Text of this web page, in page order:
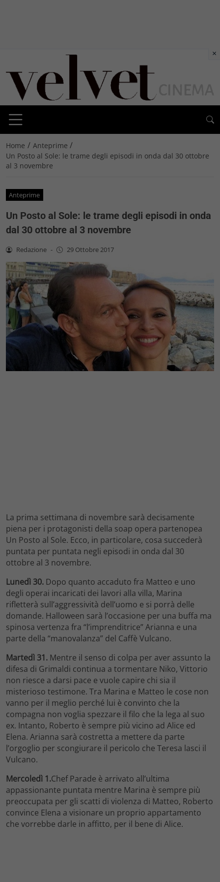
Home / Anteprime /
Un Posto al Sole: le trame degli episodi in onda dal 30 ottobre
al 3 novembre
Anteprime
Un Posto al Sole: le trame degli episodi in onda
dal 30 ottobre al 3 novembre
Redazione - 29 Ottobre 2017
La prima settimana di novembre sarà decisamente
piena per i protagonisti della soap opera partenopea
Un Posto al Sole. Ecco, in particolare, cosa succederà
puntata per puntata negli episodi in onda dal 30
ottobre al 3 novembre.
Lunedì 30. Dopo quanto accaduto fra Matteo e uno
degli operai incaricati dei lavori alla villa, Marina
rifletterà sull’aggressività dell’uomo e si porrà delle
domande. Halloween sarà l’occasione per una buffa ma
spinosa vertenza fra “l’imprenditrice” Arianna e una
parte della “manovalanza” del Caffè Vulcano.
Martedì 31. Mentre il senso di colpa per aver assunto la
difesa di Grimaldi continua a tormentare Niko, Vittorio
non riesce a darsi pace e vuole capire chi sia il
misterioso testimone. Tra Marina e Matteo le cose non
vanno per il meglio perché lui è convinto che la
compagna non voglia spezzare il filo che la lega al suo
ex. Intanto, Roberto è sempre più vicino ad Alice ed
Elena. Arianna sarà costretta a mettere da parte
l’orgoglio per scongiurare il pericolo che Teresa lasci il
Vulcano.
Mercoledì 1.Chef Parade è arrivato all’ultima
appassionante puntata mentre Marina è sempre più
preoccupata per gli scatti di violenza di Matteo, Roberto
convince Elena a visionare un proprio appartamento
che vorrebbe darle in affitto, per il bene di Alice.
×